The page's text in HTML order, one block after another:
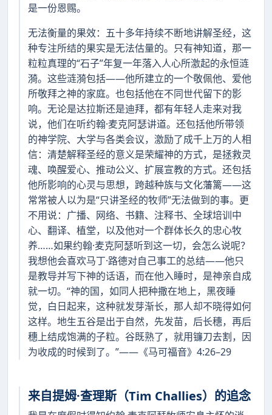
是一份恩赐。
无法衡量的果效：五十多年持续不断地讲解圣经，这
种专注所结的果实是无法估量的。只有神知道，那一
粒粒真理的“石子”年复一年落入人心所激起的永恒涟
漪。这些涟漪包括——他所建立的一个敬佩他、爱他
所敬拜之神的家庭。也包括他在不同世代留下的影
响。无论是达拉斯还是迪拜，都有年轻人走来对我
说，他们在听约翰·麦克阿瑟讲道。还包括他所带领
的神学院、大学与各类会议，激励了成千上万的人相
信：清楚解释圣经的意义是荣耀神的方式，是拯救灵
魂、唤醒爱心、推动公义、扩展宣教的方式。还包括
他所影响的心灵与思想，跨越种族与文化藩篱——这
常常被人以为是“只讲圣经的牧师”无法做到的事。更
不用说：广播、网络、书籍、注释书、全球培训中
心、翻译、植堂，以及他对一个群体长久的忠心牧
养……如果约翰·麦克阿瑟听到这一切，会怎么说呢？
我想他会喜欢马丁·路德对自己事工的总结——他只
是教导并写下神的话语，而在他入睡时，是神亲自成
就一切。“神的国，如同人把种撒在地上，黑夜睡
觉，白日起来，这种就发芽渐长，那人却不晓得如何
这样。地生五谷是出于自然，先发苗，后长穗，再后
穗上结成饱满的子粒。谷既熟了，就用镰刀去割，因
为收成的时候到了。”——《马可福音》4:26–29
来自提姆·查理斯（Tim Challies）的追念